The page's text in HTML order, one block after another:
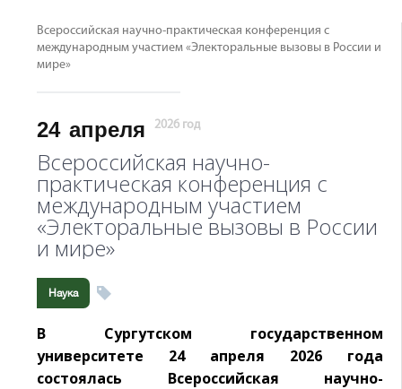
Всероссийская научно-практическая конференция с
международным участием «Электоральные вызовы в России и
мире»
24 апреля 2026 год
Всероссийская научно-
практическая конференция с
международным участием
«Электоральные вызовы в России
и мире»
Наука
В Сургутском государственном
университете 24 апреля 2026 года
состоялась Всероссийская научно-